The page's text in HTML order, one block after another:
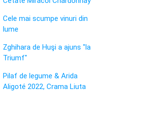
Cele mai scumpe vinuri din
lume
Zghihara de Huşi a ajuns "la
Triumf"
Pilaf de legume & Arida
Aligoté 2022, Crama Liuta